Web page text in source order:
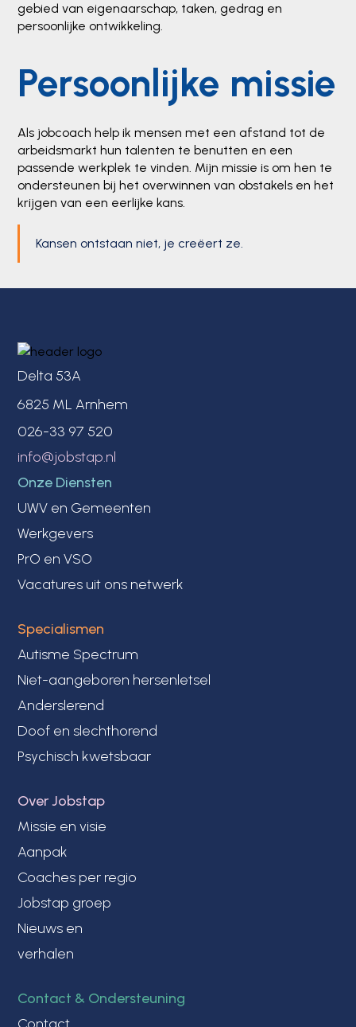
gebied van eigenaarschap, taken, gedrag en
persoonlijke ontwikkeling.
Persoonlijke missie
Als jobcoach help ik mensen met een afstand tot de
arbeidsmarkt hun talenten te benutten en een
passende werkplek te vinden. Mijn missie is om hen te
ondersteunen bij het overwinnen van obstakels en het
krijgen van een eerlijke kans.
Kansen ontstaan niet, je creëert ze.
Delta 53A
6825 ML Arnhem
026-33 97 520
info@jobstap.nl
Onze Diensten
UWV en Gemeenten
Werkgevers
PrO en VSO
Vacatures uit ons netwerk
Specialismen
Autisme Spectrum
Niet-aangeboren hersenletsel
Anderslerend
Doof en slechthorend
Psychisch kwetsbaar
Over Jobstap
Missie en visie
Aanpak
Coaches per regio
Jobstap groep
Nieuws en
verhalen
Contact & Ondersteuning